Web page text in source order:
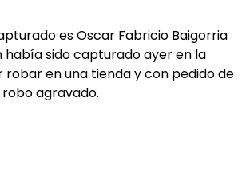
es Oscar Fabricio Baigorria
había sido capturado ayer en la
robar en una tienda y con pedido de
agravado.